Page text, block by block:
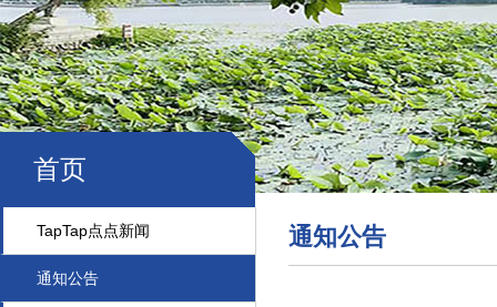
首页
TapTap点点新闻
通知公告
通知公告